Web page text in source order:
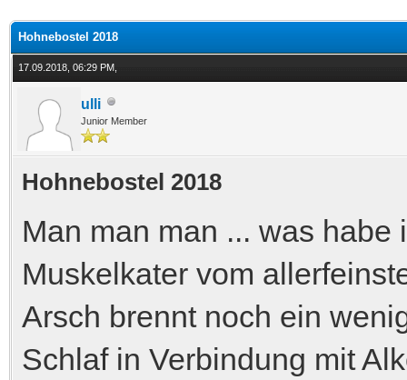
Hohnebostel 2018
17.09.2018, 06:29 PM,
ulli
Junior Member
Hohnebostel 2018
Man man man ... was
Muskelkater vom
Arsch brennt noch ein
Schlaf in Verbindung mit